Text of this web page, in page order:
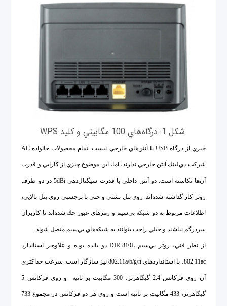
شكل 1: درگاه‌هاي 100 مگابيتي و كليد WPS
خبري از درگاه USB يا آنتن‌هاي خارجي نيست. تمام محصولات خانواده AC
شركت دي‌‌لينك آنتن خارجي ندارند، اما، اين موضوع چيزي از كارايي و قدرت
آن‌ها نكاسته است. دو آنتن داخلي با قدرت سيگنال‌دهي 5dBi در دو طرف
روتر كار گذاشته شده‌اند. روي پنل پشتي و حتي با برچسبي روي پنل بالايي،
اطلاعات مربوط به دو شبكه بي‌سيم و رمزهاي عبور حك شده‌اند تا كاربران
سردرگم نباشند و خيلي راحت بتوانند به شبكه‌هاي بي‌سيم متصل شوند.
از نظر فني، روتر بي‌سيم DIR-810L دو بانده بوده و علاوه‌بر استاندارد
802.11ac، با استانداردهاي 802.11a/b/g/n نیز سازگار است. سرعت حداکثری
آن روي فركانس 2.4 گيگاهرتز، 300 مگابيت بر ثانیه و روي فركانس 5
گيگاهرتز، 433 مگابيت بر ثانیه است و روي هر دو فركانس در مجموع 733